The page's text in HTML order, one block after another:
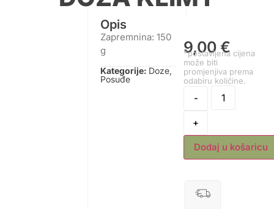
Opis
Zapremnina: 150
g
Kategorije: Doze,
Posuđe
9,00€
*postavljena cijena
može biti
promjenjiva prema
odabiru količine.
-
+
Dodaj u košaricu